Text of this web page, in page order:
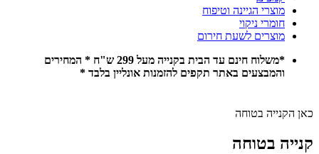
מוצרי הגיינה וטיפוח
חומרי ניקוי
מוצרים לשעת חירום
*משלוח חינם עד הבית בקנייה מעל 299 ש"ח * המחירים
והמבצעים באתר תקפים להזמנות אונליין בלבד *
כאן הקנייה בטוחה
קנייה בטוחה